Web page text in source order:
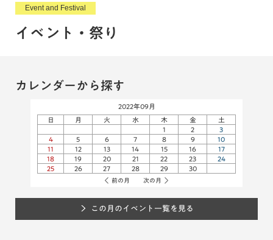
Event and Festival
イベント・祭り
カレンダーから探す
2022年09月
日
月 火 水 木 金
土
1
2
3
4
5 6 7 8 9
10
11
12 13 14 15 16
17
18
19 20 21 22 23
24
25
26 27 28 29 30
前の月 次の月
この月のイベント一覧を見る